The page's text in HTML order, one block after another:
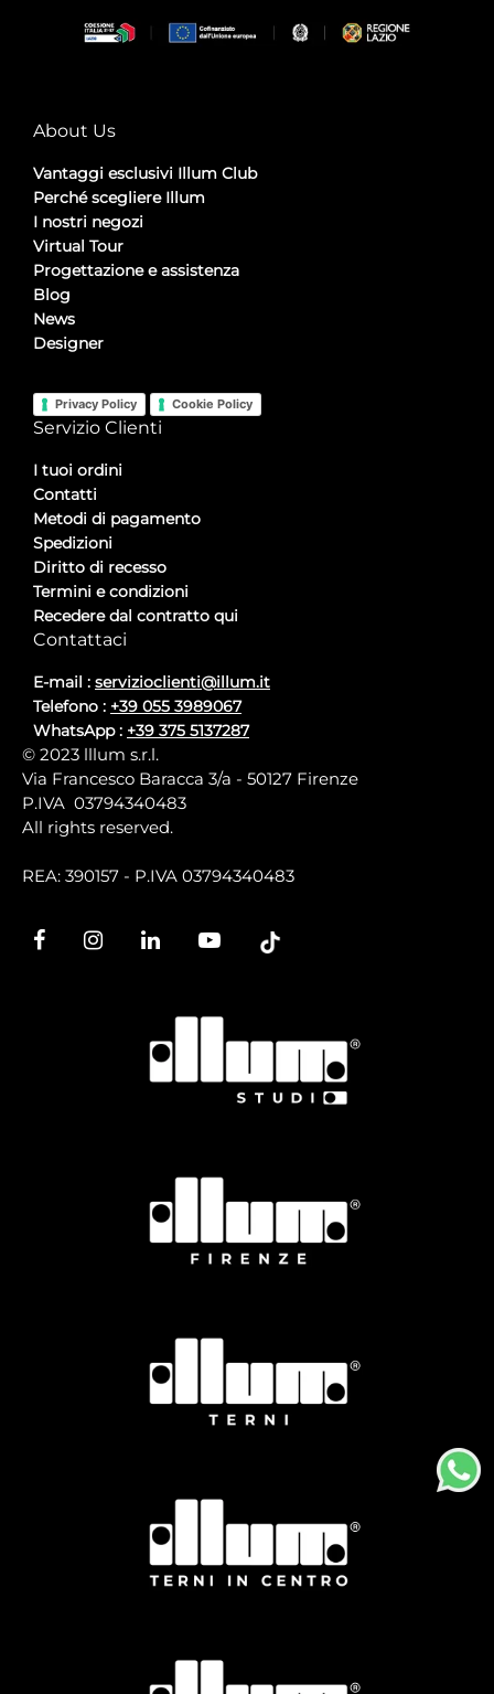
About Us
Vantaggi esclusivi Illum Club
Perché scegliere Illum
I nostri negozi
Virtual Tour
Progettazione e assistenza
Blog
News
Designer
Privacy Policy Cookie Policy
Servizio Clienti
I tuoi ordini
Contatti
Metodi di pagamento
Spedizioni
Diritto di recesso
Termini e condizioni
Recedere dal contratto qui
Contattaci
E-mail : servizioclienti@illum.it
Telefono : +39 055 3989067
WhatsApp : +39 375 5137287
© 2023 lllum s.r.l.
Via Francesco Baracca 3/a - 50127 Firenze
P.IVA 03794340483
All rights reserved.
REA: 390157 - P.IVA 03794340483